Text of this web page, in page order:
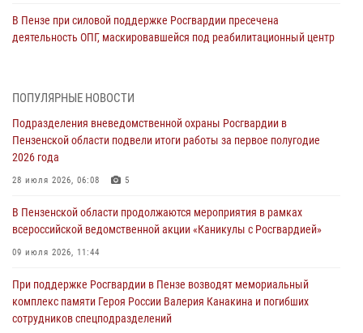
В Пензе при силовой поддержке Росгвардии пресечена
деятельность ОПГ, маскировавшейся под реабилитационный центр
работы за первое полугодие 2026 года
Росгвардия обеспечила безопасность праздничных мероприятий в
В Пензе сотрудники Росгвардии задержали мужчину, который
дома
03 августа 2026, 05:59
ПОПУЛЯРНЫЕ НОВОСТИ
Подразделения вневедомственной охраны Росгвардии в
Пензенской области подвели итоги работы за первое полугодие
2026 года
28 июля 2026, 06:08 5
В Пензенской области продолжаются мероприятия в рамках
всероссийской ведомственной акции «Каникулы с Росгвардией»
09 июля 2026, 11:44
При поддержке Росгвардии в Пензе возводят мемориальный
комплекс памяти Героя России Валерия Канакина и погибших
сотрудников спецподразделений